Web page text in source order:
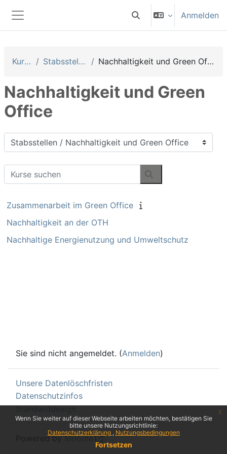
Wenn Sie weiter auf dieser Webseite arbeiten möchten, bestätigen Sie
bitte unsere Nutzungsrichtlinie:
Datenschutzerklärung
Nutzungsbedingungen
Fortsetzen
x
Website-Übersicht
Sucheingabe umschalten
Anmelden
Kurse Stabsstellen Nachhaltigkeit und Green Office
Nachhaltigkeit und Green
Office
Kursbereiche
Kurse suchen
Kurse suchen
Zusammenarbeit im Green Office
Nachhaltigkeit an der OTH
Nachhaltige Energienutzung und Umweltschutz
Sie sind nicht angemeldet. (Anmelden)
Unsere Datenlöschfristen
Datenschutzinfos
Standarddesign
Powered byMoodle